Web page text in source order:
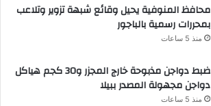
محافظ المنوفية يحيل وقائع شبهة تزوير وتلاعب
بمحررات رسمية بالباجور
منذ 5 ساعات
ضبط دواجن مذبوحة خارج المجزر و30 كجم هياكل
دواجن مجهولة المصدر ببيلا
منذ 5 ساعات